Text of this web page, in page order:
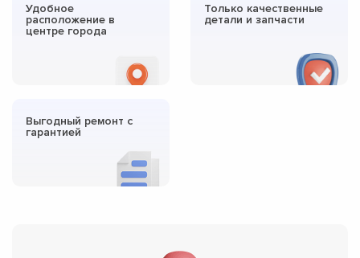
Удобное
расположение в
центре города
Только качественные
детали и запчасти
Выгодный ремонт с
гарантией